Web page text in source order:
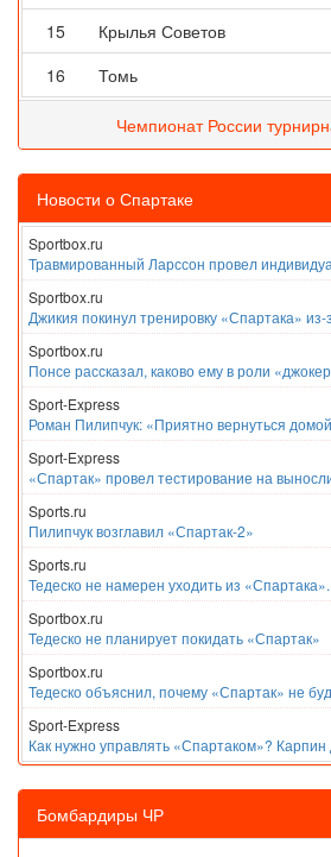
15
Крылья Советов
16
Томь
Чемпионат России
Новости о Спартаке
Sportbox.ru
Травмированный Ларссон провел
Sportbox.ru
Джикия покинул тренировку «Спартака»
Sportbox.ru
Понсе рассказал, каково ему в роли
Sport-Express
Роман Пилипчук: «Приятно вернуться
Sport-Express
«Спартак» провел тестирование на
Sports.ru
Пилипчук возглавил «Спартак-2»
Sports.ru
Тедеско не намерен уходить из
Sportbox.ru
Тедеско не планирует покидать «Спартак»
Sportbox.ru
Тедеско объяснил, почему «Спартак» не
Sport-Express
Как нужно управлять «Спартаком»?
Бомбардиры ЧР